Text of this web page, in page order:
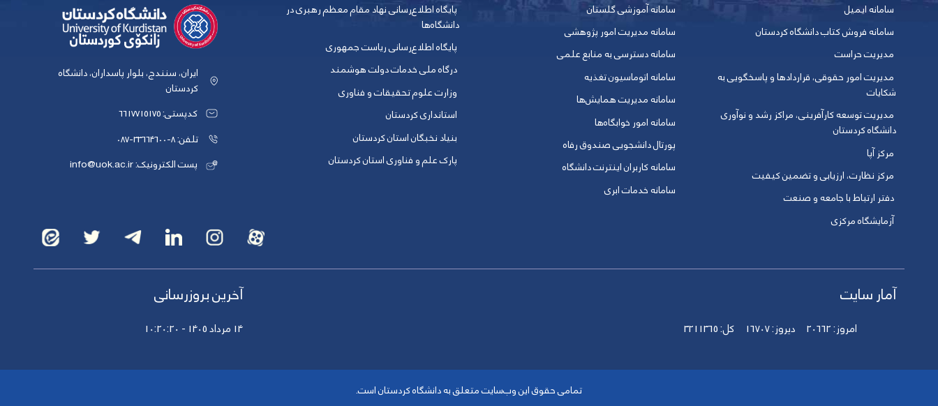
سامانه ایمیل
سامانه فروش کتاب دانشگاه کردستان
مدیریت حراست
مدیریت امور حقوقی، قراردادها و پاسخگویی به
شکایات
مدیریت توسعه کارآفرینی، مراکز رشد و نوآوری
دانشگاه کردستان
مرکز آپا
مرکز نظارت، ارزیابی و تضمین کیفیت
دفتر ارتباط با جامعه و صنعت
آزمایشگاه مرکزی
سامانه آموزشی گلستان
سامانه مدیریت امور پژوهشی
سامانه دسترسی به منابع علمی
سامانه اتوماسیون تغذیه
سامانه مدیریت همایش‌ها
سامانه امور خوابگاه‌ها
پورتال دانشجویی صندوق رفاه
سامانه کاربران اینترنت دانشگاه
سامانه خدمات ابری
پایگاه اطلاع‌رسانی نهاد مقام معظم رهبری در
دانشگاه‌ها
پایگاه اطلاع‌رسانی ریاست جمهوری
درگاه ملی خدمات دولت هوشمند
وزارت علوم تحقیقات و فناوری
استانداری کردستان
بنیاد نخبگان استان کردستان
پارک علم و فناوری استان کردستان
ایران، سنندج، بلوار پاسداران، دانشگاه
کردستان
کدپستی: 6617715175
تلفن: 8-33664600-087
پست الکترونیک: info@uok.ac.ir
آمار سایت
امروز:20662 دیروز:16707 کل:3211365
آخرین بروزرسانی
14 مرداد 1405 - 10:20:20
تمامی حقوق این وب‌سایت متعلق به دانشگاه کردستان است.